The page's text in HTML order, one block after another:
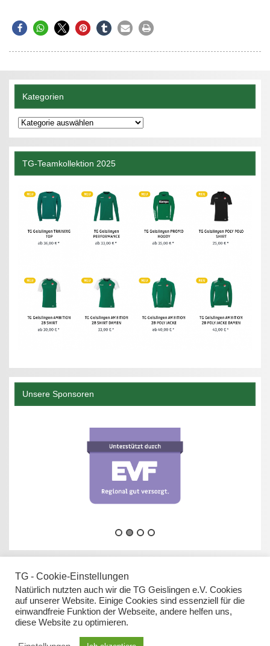
Kategorien
Kategorien
TG-Teamkollektion 2025
Unsere Sponsoren
Datenschutz
Impressum
TG - Cookie-Einstellungen
Natürlich nutzten auch wir die TG Geislingen e.V. Cookies
auf unserer Website. Einige Cookies sind essenziell für die
einwandfreie Funktion der Webseite, andere helfen uns,
diese Website zu optimieren.